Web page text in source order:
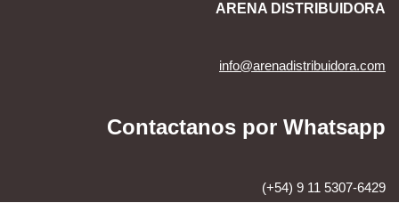
ARENA DISTRIBUIDORA
info@arenadistribuidora.com
Contactanos por Whatsapp
(+54) 9 11 5307-6429